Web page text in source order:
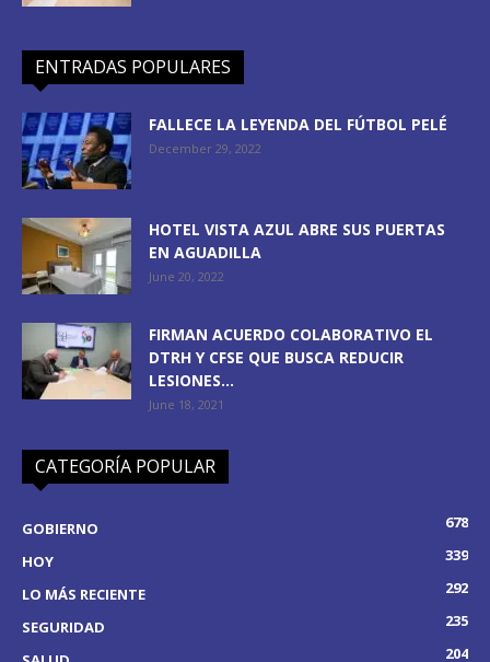
ENTRADAS POPULARES
FALLECE LA LEYENDA DEL FÚTBOL PELÉ
December 29, 2022
HOTEL VISTA AZUL ABRE SUS PUERTAS
EN AGUADILLA
June 20, 2022
FIRMAN ACUERDO COLABORATIVO EL
DTRH Y CFSE QUE BUSCA REDUCIR
LESIONES...
June 18, 2021
CATEGORÍA POPULAR
GOBIERNO
678
HOY
339
LO MÁS RECIENTE
292
SEGURIDAD
235
204